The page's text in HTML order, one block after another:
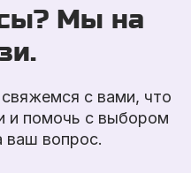
Мы на
с вами, что
и помочь с выбором
ваш вопрос.